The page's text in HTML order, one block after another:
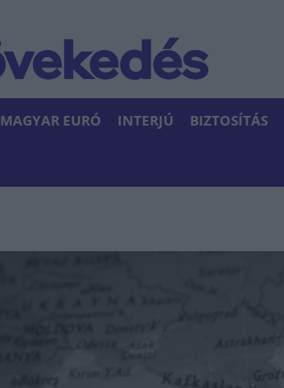
MAGYAR EURÓ INTERJÚ BIZTOSÍTÁS